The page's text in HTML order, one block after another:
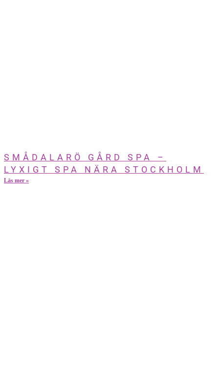
SMÅDALARÖ GÅRD SPA –
LYXIGT SPA NÄRA STOCKHOLM
Läs mer »